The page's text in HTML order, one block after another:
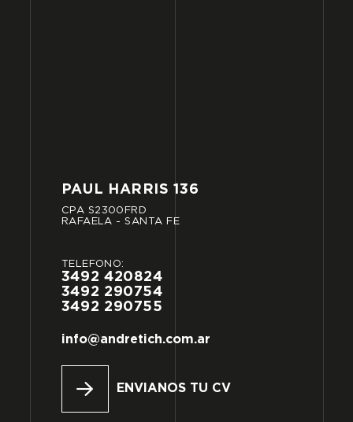
PAUL HARRIS 136
CPA S2300FRD
RAFAELA
- SANTA FE
TELÉFONO:
3492 420824
3492 290754
3492 290755
info@andretich.com.ar
ENVIANOS TU CV